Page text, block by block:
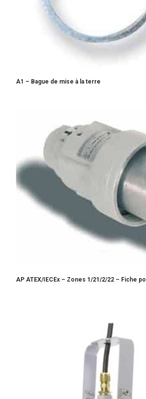
A1 – Bague de mise à la terre
AP ATEX/IECEx – Zones 1/21/2/22 – Fiche